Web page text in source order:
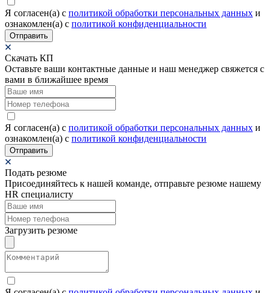
Я согласен(а) c политикой обработки персональных данных и
ознакомлен(а) с политикой конфиденциальности
Отправить
Скачать КП
Оставьте ваши контактные данные и наш менеджер свяжется с
вами в ближайшее время
Я согласен(а) c политикой обработки персональных данных и
ознакомлен(а) с политикой конфиденциальности
Отправить
Подать резюме
Присоединяйтесь к нашей команде, отправьте резюме нашему
HR специалисту
Загрузить резюме